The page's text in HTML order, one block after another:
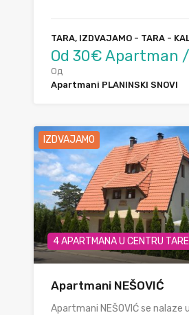
TARA, IZDVAJAMO - TARA -
Od 30€ Apartman
Од
Apartmani PLANINSKI SNOVI
IZDVAJAMO
4 APARTMANA U CENTRU
Apartmani NEŠOVIĆ
Apartmani NEŠOVIĆ se nalaze